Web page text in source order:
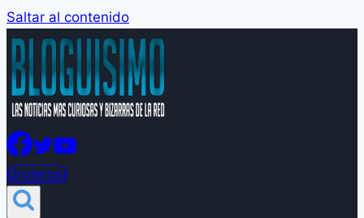
Saltar al contenido
Groleros!